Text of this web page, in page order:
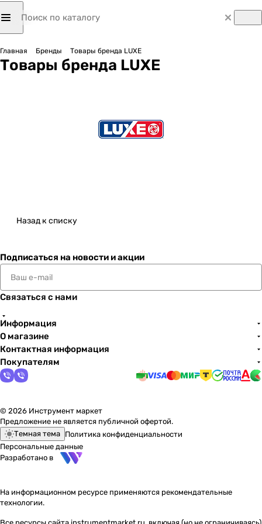
Главная Бренды Товары бренда LUXE
Товары бренда LUXE
Назад к списку
Подписаться на новости и акции
Связаться с нами
Информация
О магазине
Контактная информация
Покупателям
© 2026 Инструмент маркет
Предложение не является публичной офертой.
Темная тема Политика конфиденциальности
Персональные данные
Разработано в
На информационном ресурсе применяются рекомендательные
технологии.